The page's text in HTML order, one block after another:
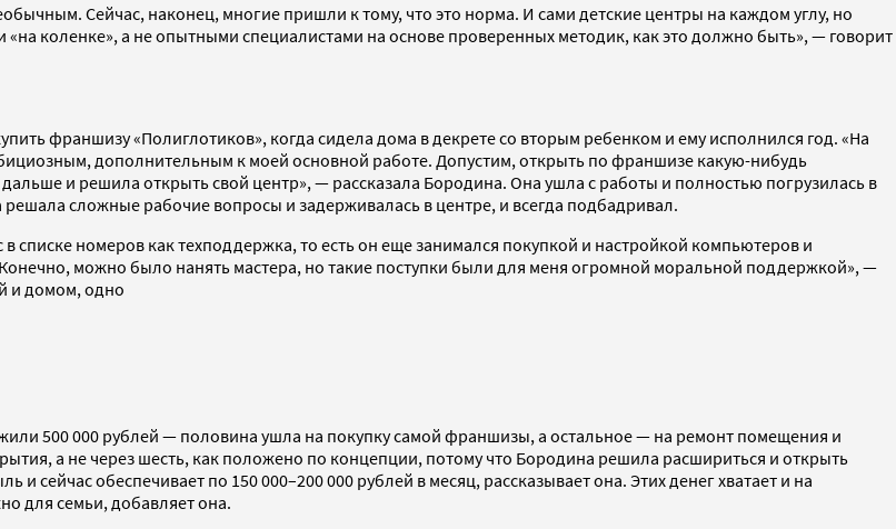
Сейчас, наконец, многие пришли к тому, что это норма. И сами детские центры на каждом углу, но
коленке», а не опытными специалистами на основе проверенных методик, как это должно быть», — говорит
франшизу «Полиглотиков», когда сидела дома в декрете со вторым ребенком и ему исполнился год. «На
дополнительным к моей основной работе. Допустим, открыть по франшизе какую-нибудь
и решила открыть свой центр», — рассказала Бородина. Она ушла с работы и полностью погрузилась в
сложные рабочие вопросы и задерживалась в центре, и всегда подбадривал.
списке номеров как техподдержка, то есть он еще занимался покупкой и настройкой компьютеров и
можно было нанять мастера, но такие поступки были для меня огромной моральной поддержкой», —
и домом, одно
500 000 рублей — половина ушла на покупку самой франшизы, а остальное — на ремонт помещения и
а не через шесть, как положено по концепции, потому что Бородина решила расшириться и открыть
сейчас обеспечивает по 150 000–200 000 рублей в месяц, рассказывает она. Этих денег хватает и на
для семьи, добавляет она.